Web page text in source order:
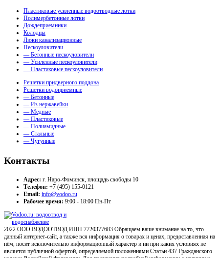
Пластиковые усиленные водоотводные лотки
Полимербетонные лотки
Дождеприемники
Колодцы
Люки канализационные
Пескоуловители
— Бетонные пескоуловители
— Усиленные пескоуловители
— Пластиковые пескоуловители
Решетки придверного поддона
Решетки водоприемные
— Бетонные
— Из нержавейки
— Медные
— Пластиковые
— Полиамидные
— Стальные
— Чугунные
Контакты
Адрес: г. Наро-Фоминск, площадь свободы 10
Телефон: +7 (495) 155-0121
Email: info@vodoo.ru
Рабочее время: 9:00 - 18:00 Пн-Пт
2022 ООО ВОДООТВОД ИНН 7720377683 Обращаем ваше внимание на то, что
данный интернет-сайт, а также вся информация о товарах и ценах, предоставленная на
нём, носит исключительно информационный характер и ни при каких условиях не
является публичной офертой, определяемой положениями Статьи 437 Гражданского